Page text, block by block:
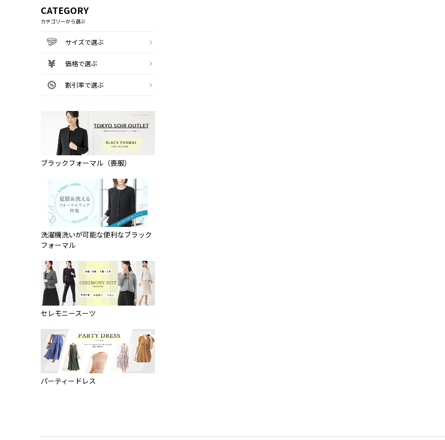
CATEGORY
カテゴリーから選ぶ
サイズで選ぶ
価格で選ぶ
割引率で選ぶ
ブラックフォーマル（喪服）
洗濯機洗いが可能な便利なブラック
フォーマル
セレモニースーツ
パーティードレス